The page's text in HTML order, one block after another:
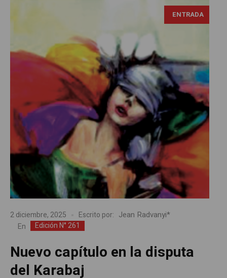
ENTRADA
2 diciembre, 2025 Escrito por: Jean Radvanyi*
En Edición N° 261
Nuevo capítulo en la disputa
del Karabaj